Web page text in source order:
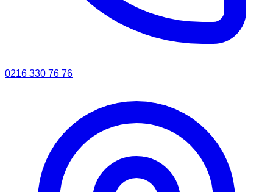
0216 330 76 76